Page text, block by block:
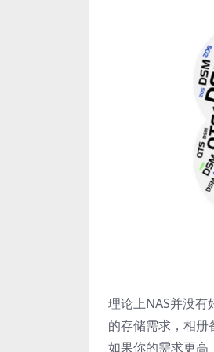
理论上NAS并没有
的存储需求，相册
如果你的需求更高